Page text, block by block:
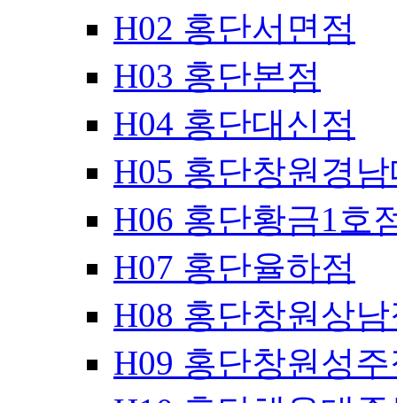
H02 홍단서면점
H03 홍단본점
H04 홍단대신점
H05 홍단창원경
H06 홍단황금1호
H07 홍단율하점
H08 홍단창원상
H09 홍단창원성